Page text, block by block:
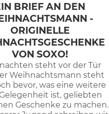
BRIEF AN DEN
-
ORIGINELLE
VON SOXO!
steht vor der Tür
Weihnachtsmann steht
bevor, was eine weitere
ist, geliebten
Geschenke zu machen.